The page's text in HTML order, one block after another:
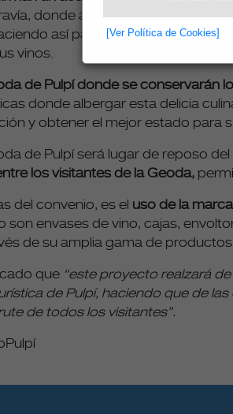
[Ver Política de Cookies]
donde a partir de ahora una
así partícipe a la Geoda de
vinos.
de Pulpí donde se conservarán
donde albergar esta delicia
y obtener el mejor estado para
de Pulpí será lugar de reposo
los visitantes de la Geoda,
del convenio, es el uso de la
son envases de vino, cajas,
de su amplia gama de productos
que “este proyecto realzará
de Pulpí, haciendo que de
de todos los visitantes”.